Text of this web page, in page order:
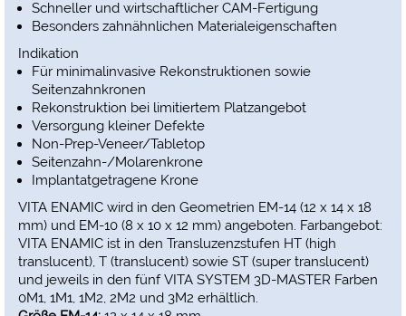
Schneller und wirtschaftlicher CAM-Fertigung
Besonders zahnähnlichen Materialeigenschaften
Indikation
Für minimalinvasive Rekonstruktionen sowie
Seitenzahnkronen
Rekonstruktion bei limitiertem Platzangebot
Versorgung kleiner Defekte
Non-Prep-Veneer/Tabletop
Seitenzahn-/Molarenkrone
Implantatgetragene Krone
VITA ENAMIC wird in den Geometrien EM-14 (12 x 14 x 18
mm) und EM-10 (8 x 10 x 12 mm) angeboten. Farbangebot:
VITA ENAMIC ist in den Transluzenzstufen HT (high
translucent), T (translucent) sowie ST (super translucent)
und jeweils in den fünf VITA SYSTEM 3D-MASTER Farben
0M1, 1M1, 1M2, 2M2 und 3M2 erhältlich.